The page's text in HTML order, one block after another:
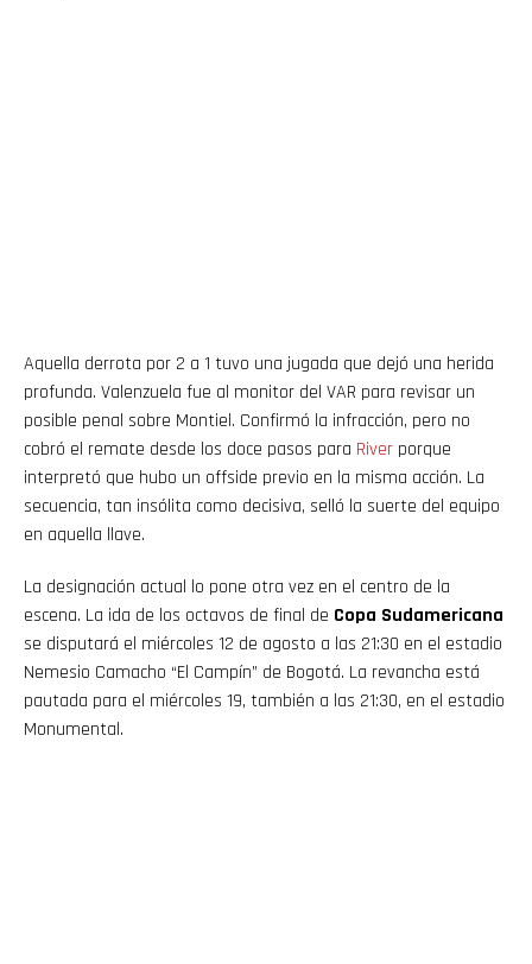
Aquella derrota por 2 a 1 tuvo una jugada que dejó una herida
profunda. Valenzuela fue al monitor del VAR para revisar un
posible penal sobre Montiel. Confirmó la infracción, pero no
cobró el remate desde los doce pasos para River porque
interpretó que hubo un offside previo en la misma acción. La
secuencia, tan insólita como decisiva, selló la suerte del equipo
en aquella llave.
La designación actual lo pone otra vez en el centro de la
escena. La ida de los octavos de final de Copa Sudamericana
se disputará el miércoles 12 de agosto a las 21:30 en el estadio
Nemesio Camacho “El Campín” de Bogotá. La revancha está
pautada para el miércoles 19, también a las 21:30, en el estadio
Monumental.